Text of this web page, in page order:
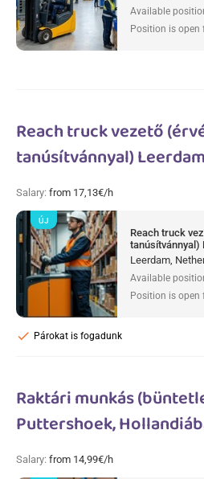
Available
Position is open
Reach truck vezető
tanúsítvánnyal)
Salary: from 17,13€/h
Reach truck
tanúsítvánnyal)
Leerdam,
Available
Position is open
Párokat is fogadunk
check
ÚJ
Raktári munkás
Puttershoek,
Salary: from 14,99€/h